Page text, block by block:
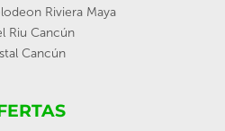
Riviera Maya
Riu Cancún
Cancún